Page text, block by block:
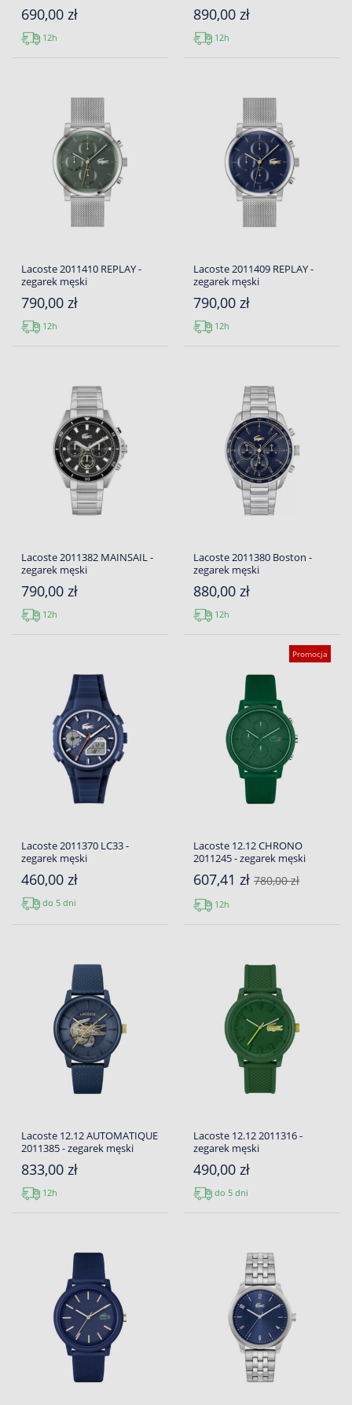
690,00 zł
12h
890,00 zł
12h
Lacoste 2011410 REPLAY -
zegarek męski
790,00 zł
12h
Lacoste 2011409 REPLAY -
zegarek męski
790,00 zł
12h
Lacoste 2011382 MAINSAIL -
zegarek męski
790,00 zł
12h
Lacoste 2011380 Boston -
zegarek męski
880,00 zł
12h
Lacoste 2011370 LC33 -
zegarek męski
460,00 zł
do 5 dni
Promocja
Lacoste 12.12 CHRONO
2011245 - zegarek męski
607,41 zł 780,00 zł
12h
Lacoste 12.12 AUTOMATIQUE
2011385 - zegarek męski
833,00 zł
12h
Lacoste 12.12 2011316 -
zegarek męski
490,00 zł
do 5 dni